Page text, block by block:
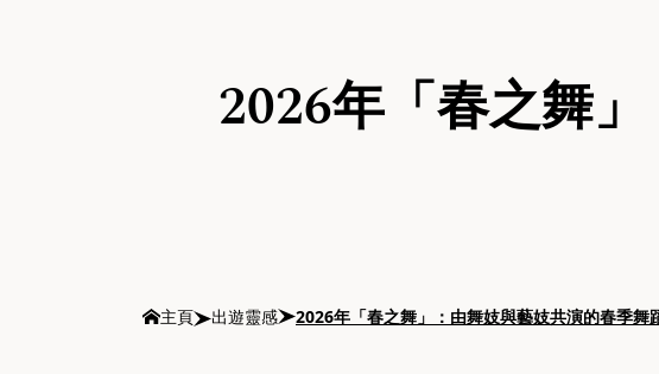
2026年「春之舞
主頁 出遊靈感 2026年「春之舞」：由舞妓與藝妓共演的春季舞